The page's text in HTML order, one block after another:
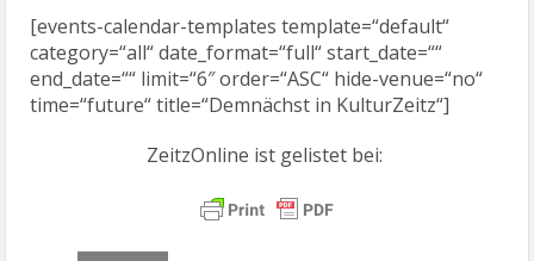
[events-calendar-templates template=“default“
category=“all“ date_format=“full“ start_date=““
end_date=““ limit=“6″ order=“ASC“ hide-venue=“no“
time=“future“ title=“Demnächst in KulturZeitz“]
ZeitzOnline ist gelistet bei: